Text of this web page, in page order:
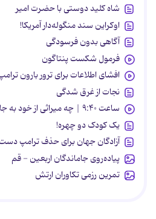
شاه کلید دوستی با حضرت امیر
اوکراین سند منگوله‌دار آمریکا!
آگاهی بدون فرسودگی
فرمول شکست پنتاگون
افشای اطلاعات برای ترور بارون
نجات از غرق شدگی
ساعت ۹:۴۰ | چه میراثی از خود به جای گذاشت؟
یک کودک دو چهره!
آزادگان جهان برای حذف ترامپ
پیاده‌روی جاماندگان اربعین - قم
تمرین رزمی تکاوران ارتش